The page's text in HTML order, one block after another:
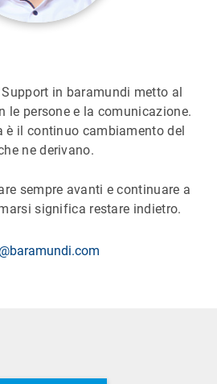
in baramundi metto al
le persone e la comunicazione.
è il continuo cambiamento del
ne derivano.
sempre avanti e continuare a
significa restare indietro.